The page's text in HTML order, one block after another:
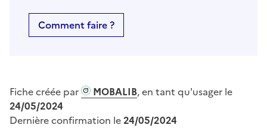
Comment faire ?
Fiche créée par MOBALIB, en tant qu'usager le
24/05/2024
Dernière confirmation le24/05/2024